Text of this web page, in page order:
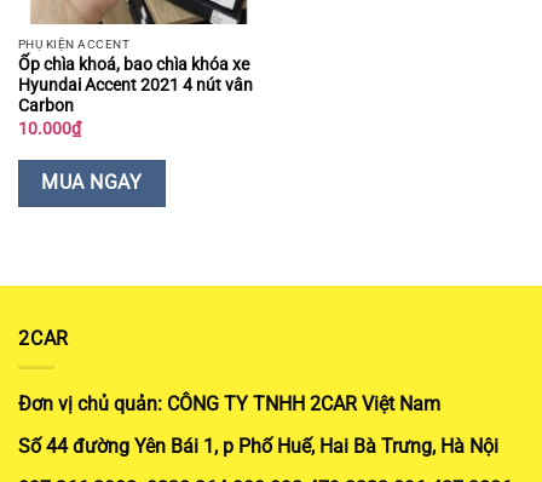
PHỤ KIỆN ACCENT
Ốp chìa khoá, bao chìa khóa xe
Hyundai Accent 2021 4 nút vân
Carbon
10.000₫
MUA NGAY
2CAR
Đơn vị chủ quản: CÔNG TY TNHH 2CAR Việt Nam
Số 44 đường Yên Bái 1, p Phố Huế, Hai Bà Trưng, Hà Nội